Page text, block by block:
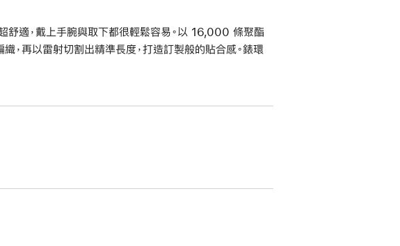
舒適，戴上手腕與取下都很輕鬆容易。以 16,000 條聚酯
，再以雷射切割出精準長度，打造訂製般的貼合感。錶環